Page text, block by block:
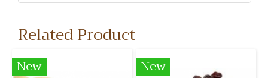
Related Product
New New